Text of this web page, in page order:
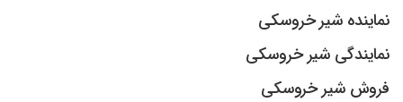
نماینده شیر خروسکی
نمایندگی شیر خروسکی
فروش شیر خروسکی